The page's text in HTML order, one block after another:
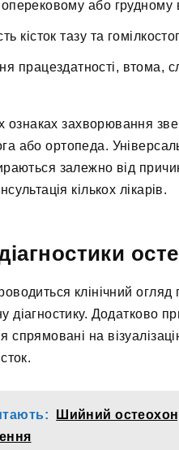
або грудному
кісток тазу та
працездатності, втома,
захворювання
або ортопеда.
залежно від
кількох лікарів.
клінічний
діагностику. Додатково
спрямовані на
Шийний